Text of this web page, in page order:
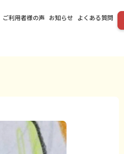
ご利用者様の声 お知らせ よくある質問